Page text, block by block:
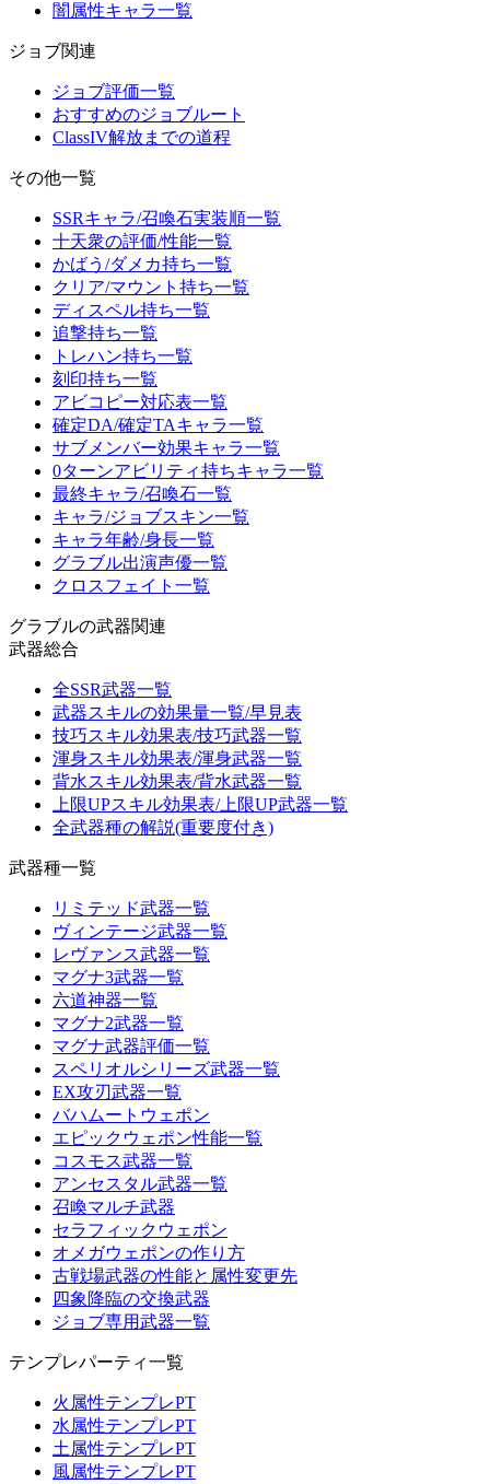
闇属性キャラ一覧
ジョブ関連
ジョブ評価一覧
おすすめのジョブルート
ClassIV解放までの道程
その他一覧
SSRキャラ/召喚石実装順一覧
十天衆の評価/性能一覧
かばう/ダメカ持ち一覧
クリア/マウント持ち一覧
ディスペル持ち一覧
追撃持ち一覧
トレハン持ち一覧
刻印持ち一覧
アビコピー対応表一覧
確定DA/確定TAキャラ一覧
サブメンバー効果キャラ一覧
0ターンアビリティ持ちキャラ一覧
最終キャラ/召喚石一覧
キャラ/ジョブスキン一覧
キャラ年齢/身長一覧
グラブル出演声優一覧
クロスフェイト一覧
グラブルの武器関連
武器総合
全SSR武器一覧
武器スキルの効果量一覧/早見表
技巧スキル効果表/技巧武器一覧
渾身スキル効果表/渾身武器一覧
背水スキル効果表/背水武器一覧
上限UPスキル効果表/上限UP武器一覧
全武器種の解説(重要度付き)
武器種一覧
リミテッド武器一覧
ヴィンテージ武器一覧
レヴァンス武器一覧
マグナ3武器一覧
六道神器一覧
マグナ2武器一覧
マグナ武器評価一覧
スペリオルシリーズ武器一覧
EX攻刃武器一覧
バハムートウェポン
エピックウェポン性能一覧
コスモス武器一覧
アンセスタル武器一覧
召喚マルチ武器
セラフィックウェポン
オメガウェポンの作り方
古戦場武器の性能と属性変更先
四象降臨の交換武器
ジョブ専用武器一覧
テンプレパーティ一覧
火属性テンプレPT
水属性テンプレPT
土属性テンプレPT
風属性テンプレPT